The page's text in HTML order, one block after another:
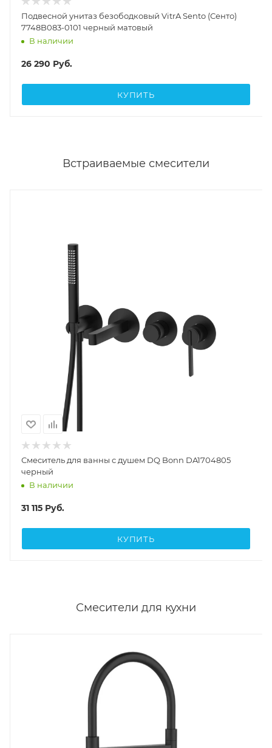
Подвесной унитаз безободковый VitrA Sento (Сенто)
7748B083-0101 черный матовый
В наличии
26 290 Руб.
КУПИТЬ
Встраиваемые смесители
Смеситель для ванны с душем DQ Bonn DA1704805
черный
В наличии
31 115 Руб.
КУПИТЬ
Смесители для кухни